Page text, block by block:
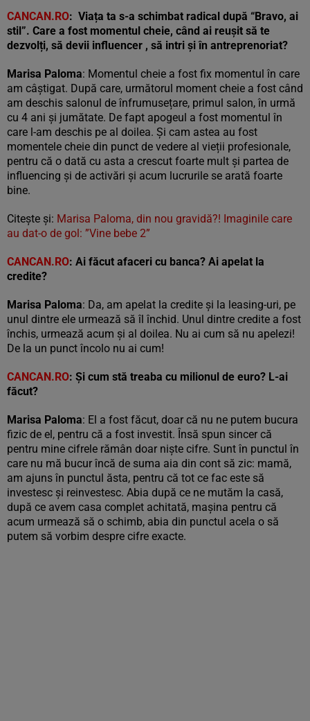
CANCAN.RO: Viața ta s-a schimbat radical după “Bravo, ai
stil”. Care a fost momentul cheie, când ai reușit să te
dezvolți, să devii influencer , să intri și în antreprenoriat?
Marisa Paloma: Momentul cheie a fost fix momentul în care
am câștigat. După care, următorul moment cheie a fost când
am deschis salonul de înfrumusețare, primul salon, în urmă
cu 4 ani și jumătate. De fapt apogeul a fost momentul în
care l-am deschis pe al doilea. Și cam astea au fost
momentele cheie din punct de vedere al vieții profesionale,
pentru că o dată cu asta a crescut foarte mult și partea de
influencing și de activări și acum lucrurile se arată foarte
bine.
Citește și: Marisa Paloma, din nou gravidă?! Imaginile care
au dat-o de gol: ”Vine bebe 2”
CANCAN.RO: Ai făcut afaceri cu banca? Ai apelat la
credite?
Marisa Paloma: Da, am apelat la credite și la leasing-uri, pe
unul dintre ele urmează să îl închid. Unul dintre credite a fost
închis, urmează acum și al doilea. Nu ai cum să nu apelezi!
De la un punct încolo nu ai cum!
CANCAN.RO: Și cum stă treaba cu milionul de euro? L-ai
făcut?
Marisa Paloma: El a fost făcut, doar că nu ne putem bucura
fizic de el, pentru că a fost investit. Însă spun sincer că
pentru mine cifrele rămân doar niște cifre. Sunt în punctul în
care nu mă bucur încă de suma aia din cont să zic: mamă,
am ajuns în punctul ăsta, pentru că tot ce fac este să
investesc și reinvestesc. Abia după ce ne mutăm la casă,
după ce avem casa complet achitată, mașina pentru că
acum urmează să o schimb, abia din punctul acela o să
putem să vorbim despre cifre exacte.